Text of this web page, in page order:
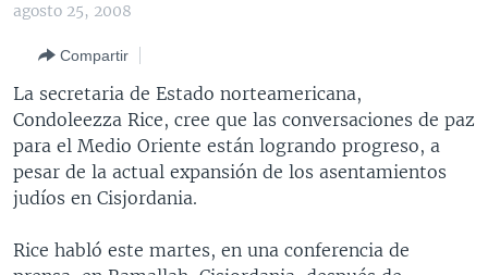
principal
Salte
navegador
principal
Salte
búsqueda
MÉXICO
HAITÍ
ELECCIONES EEUU
VOTO DIVIDIDO
VOA VERIFICA
VOA VERIFICA UCRANIA/RUSIA
VOA VERIFICA INMIGRACIÓN
VOA VERIFICA AMÉRICA LATINA
AMÉRICA LATINA
ARGENTINA
BOLIVIA
COLOMBIA
PERÚ
CHINA EN AMÉRICA LATINA
CENTROAMÉRICA
COSTA RICA
GUATEMALA
OTRAS SECCIONES
LIBERTAD DE PRENSA
LIBERTAD DE PRENSA
agosto 25, 2008
Compartir
La secretaria de Estado norteamericana,
Condoleezza Rice, cree que las conversaciones de paz
para el Medio Oriente están logrando progreso, a
pesar de la actual expansión de los asentamientos
judíos en Cisjordania.
Rice habló este martes, en una conferencia de